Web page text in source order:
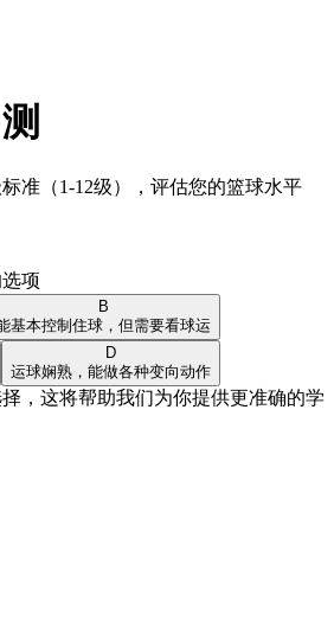
准（1-12级），评估您的篮球水平
项
B
基本控制住球，但需要看球运
D
运球娴熟，能做各种变向动作
，这将帮助我们为你提供更准确的学